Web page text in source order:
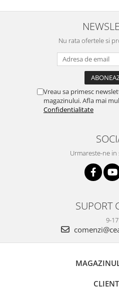
Nu rata ofertele si
Vreau sa primesc
magazinului. Afla mai
Confidentialitate
Urmareste-ne in
SUPORT
9-17